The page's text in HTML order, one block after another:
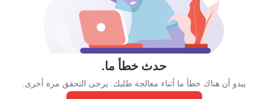
حدث خطأ ما.
يبدو أن هناك خطأ ما أثناء معالجة طلبك. يرجى التحقق مرة أخرى.